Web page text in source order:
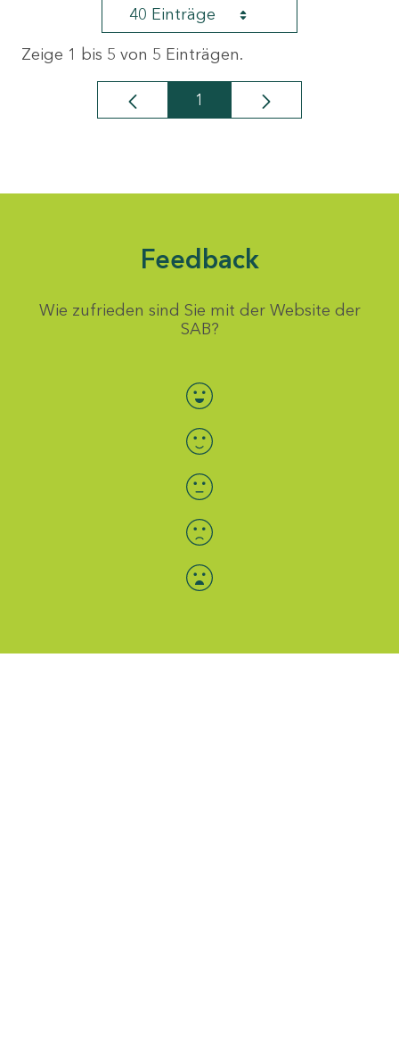
40 Einträge
Zeige 1 bis 5 von 5 Einträgen.
Seite
1
Feedback
Wie zufrieden sind Sie mit der Website der
SAB?
Bewertung auswählen